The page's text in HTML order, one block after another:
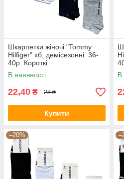
Шкарпетки жіночі "Tommy
Hilfiger" хб, демісезонні. 36-
40р. Короткі.
В наявності
22,40 ₴ 28 ₴
Купити
В
–20%